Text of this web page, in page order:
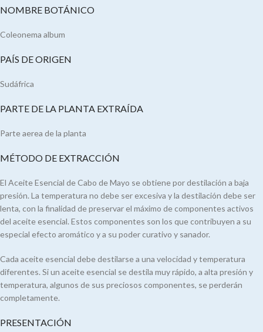
NOMBRE BOTÁNICO
Coleonema album
PAÍS DE ORIGEN
Sudáfrica
PARTE DE LA PLANTA EXTRAÍDA
Parte aerea de la planta
MÉTODO DE EXTRACCIÓN
El Aceite Esencial de Cabo de Mayo se obtiene por destilación a baja
presión. La temperatura no debe ser excesiva y la destilación debe ser
lenta, con la finalidad de preservar el máximo de componentes activos
del aceite esencial. Estos componentes son los que contribuyen a su
especial efecto aromático y a su poder curativo y sanador.
Cada aceite esencial debe destilarse a una velocidad y temperatura
diferentes. Si un aceite esencial se destila muy rápido, a alta presión y
temperatura, algunos de sus preciosos componentes, se perderán
completamente.
PRESENTACIÓN